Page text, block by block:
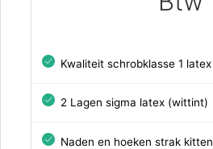
Kwaliteit schrobklasse 1 latex
2 Lagen sigma latex (wittint)
Naden en hoeken strak kitten